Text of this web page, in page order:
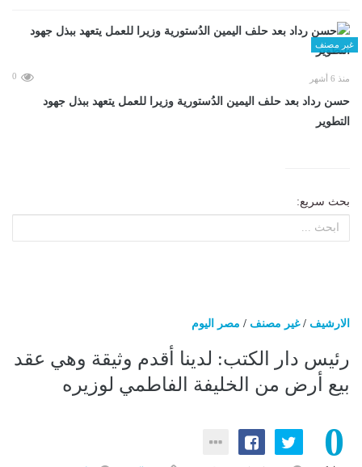
غير مصنف
منذ 6 أشهر 0
حسن رداد بعد حلف اليمين الدُستورية وزيرا للعمل يتعهد ببذل جهود
التطوير
بحث سريع:
الارشيف /غير مصنف / مصر اليوم
رئيس دار الكتب: لدينا أقدم وثيقة وهي عقد
بيع أرض من الخليفة الفاطمي لوزيره
0